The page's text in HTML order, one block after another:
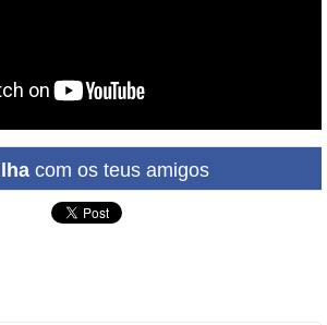
com os teus amigos